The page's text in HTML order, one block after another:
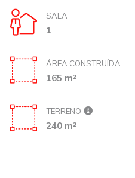
SALA
1
ÁREA CONSTRUÍDA
165 m²
TERRENO
240 m²